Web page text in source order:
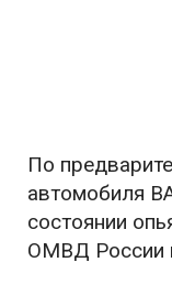
По
автомобиля
состоянии
ОМВД России